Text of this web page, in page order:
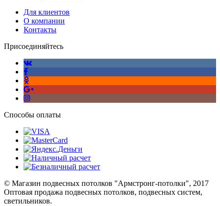
Для клиентов
О компании
Контакты
Присоединяйтесь
Способы оплаты
© Магазин подвесных потолков "Армстронг-потолки", 2017
Оптовая продажа подвесных потолков, подвесных систем,
светильников.